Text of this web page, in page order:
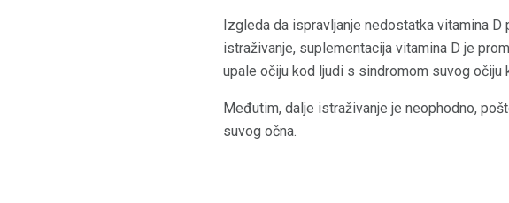
Izgleda da ispravljanje nedostatka vitamina
istraživanje, suplementacija vitamina D je
upale očiju kod ljudi s sindromom suvog
Međutim, dalje istraživanje je neophodno,
suvog očna.